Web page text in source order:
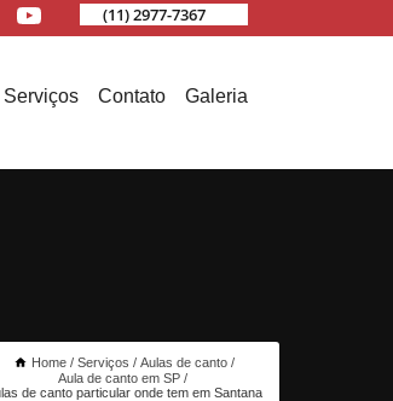
(11) 2977-7367
Serviços Contato Galeria
Home Serviços
Aulas de canto
Aula de canto em SP
de canto particular onde tem em Santana